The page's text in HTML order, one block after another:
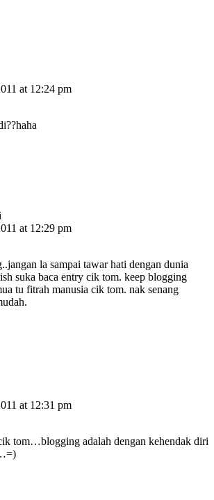
at 12:24 pm
at 12:29 pm
la sampai tawar hati dengan dunia
suka baca entry cik tom. keep blogging
tu fitrah manusia cik tom. nak senang
at 12:31 pm
tom…blogging adalah dengan kehendak diri